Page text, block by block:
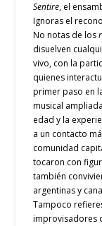
Sentire, el
Ignoras el
No notas de los
disuelven
vivo, con la
quienes
primer paso en
musical
edad y la
a un contacto
comunidad
tocaron con
también
argentinas y
Tampoco
improvisadores